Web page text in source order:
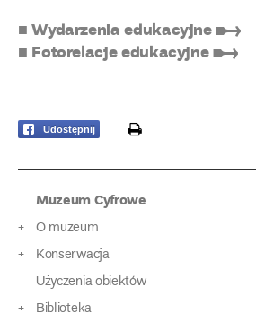
■ Wydarzenia edukacyjne ➸
■ Fotorelacje edukacyjne ➸
Udostępnij print
Muzeum Cyfrowe
O muzeum
Konserwacja
Użyczenia obiektów